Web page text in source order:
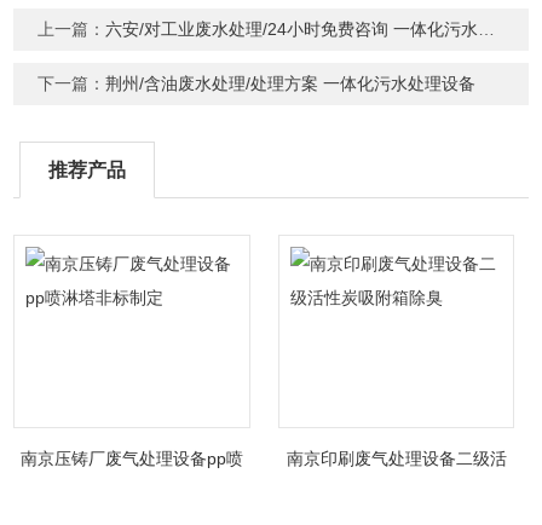
上一篇：六安/对工业废水处理/24小时免费咨询 一体化污水处理设备
下一篇：荆州/含油废水处理/处理方案 一体化污水处理设备
推荐产品
南京压铸厂废气处理设备pp喷
南京印刷废气处理设备二级活